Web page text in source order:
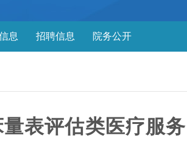
息 招聘信息 院务公开
表评估类医疗服务